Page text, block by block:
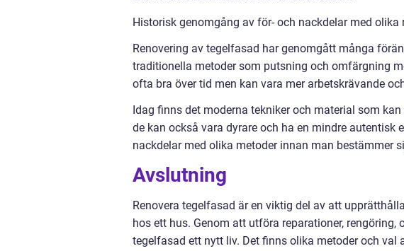
Historisk genomgång av för- och nackdelar med olika
Renovering av tegelfasad har genomgått många
traditionella metoder som putsning och omfärgning
ofta bra över tid men kan vara mer arbetskrävande
Idag finns det moderna tekniker och material som
de kan också vara dyrare och ha en mindre
nackdelar med olika metoder innan man bestämmer
Avslutning
Renovera tegelfasad är en viktig del av att
hos ett hus. Genom att utföra reparationer,
tegelfasad ett nytt liv. Det finns olika metoder och